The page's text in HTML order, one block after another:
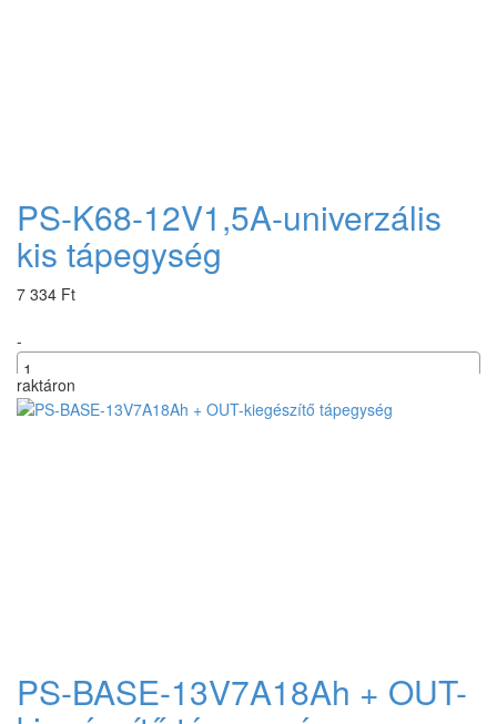
PS-K68-12V1,5A-univerzális
kis tápegység
7 334 Ft
-
+
raktáron
PS-BASE-13V7A18Ah + OUT-